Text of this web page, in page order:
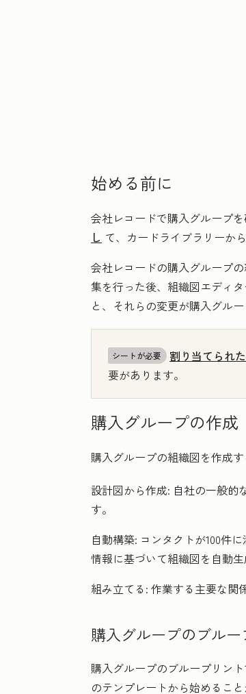
始める前に
会社レコードで購入グループ
し て、カードライブラリーから
会社レコードの購入グループ
集を行った後、組織図エディ
と、それらの変更が購入グル
シートが必要 割り当てられた
要があります。
購入グループの作成
購入グループの組織図を作成す
設計図から作成: 自社の一般的
す。
自動構築: コンタクトが100件
情報に基づいて組織図を自動生
組み立てる: 作業する主要な関
購入グループのブル
購入グループのブループリン
のテンプレートから始めること